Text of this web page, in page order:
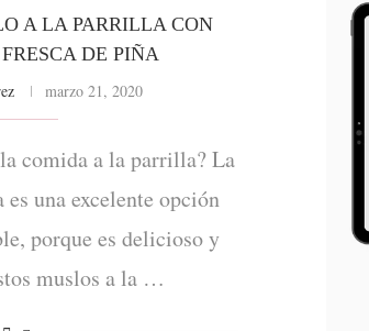
A LA PARRILLA CON
DE PIÑA
marzo 21, 2020
comida a la parrilla? La
una excelente opción
porque es delicioso y
muslos a la …